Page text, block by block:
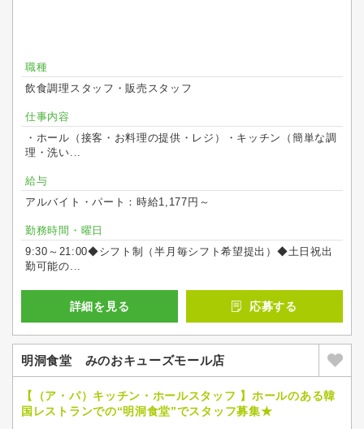
職種
飲食調理スタッフ・販売スタッフ
仕事内容
・ホール（接客・お料理の提供・レジ）・キッチン（簡単な調
理・洗い...
給与
アルバイト・パート：時給1,177円～
勤務時間・曜日
9:30～21:00◆シフト制（半月毎シフト希望提出）◆土日祝出
勤可能の...
詳細を見る 応募する
明洞食堂 みのおキューズモール店
【（ア・パ）キッチン・ホールスタッフ 】ホールのある韓
国レストランでの“明洞食堂”でスタッフ募集★